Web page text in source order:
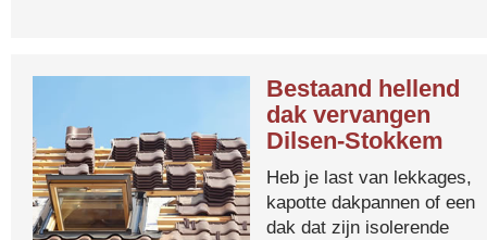
Bestaand hellend
dak vervangen
Dilsen-Stokkem
Heb je last van lekkages,
kapotte dakpannen of een
dak dat zijn isolerende